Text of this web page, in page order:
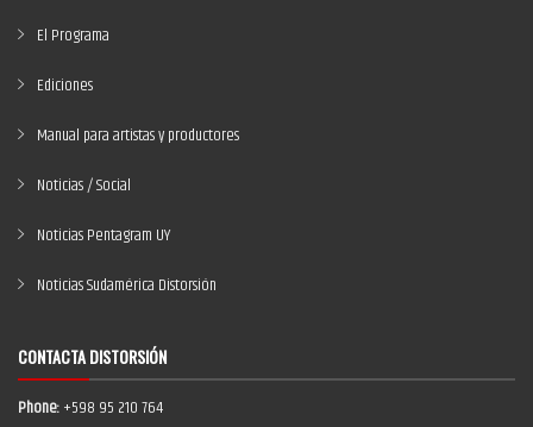
El Programa
Ediciones
Manual para artistas y productores
Noticias / Social
Noticias Pentagram UY
Noticias Sudamérica Distorsión
CONTACTA DISTORSIÓN
Phone:+598 95 210 764